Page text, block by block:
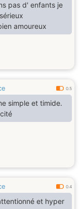
pas d' enfants je
amoureux
0.5
simple et timide.
0.4
et hyper